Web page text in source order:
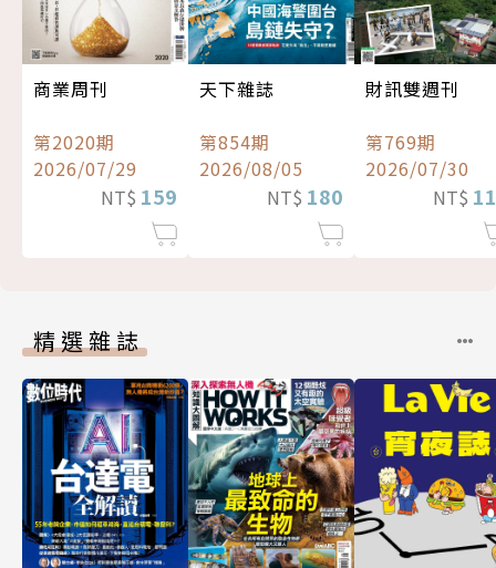
商業周刊
第2020期
2026/07/29
NT$ 159
天下雜誌
第854期
2026/08/05
NT$ 180
財訊雙週刊
第769期
2026/07/30
NT$
精選雜誌